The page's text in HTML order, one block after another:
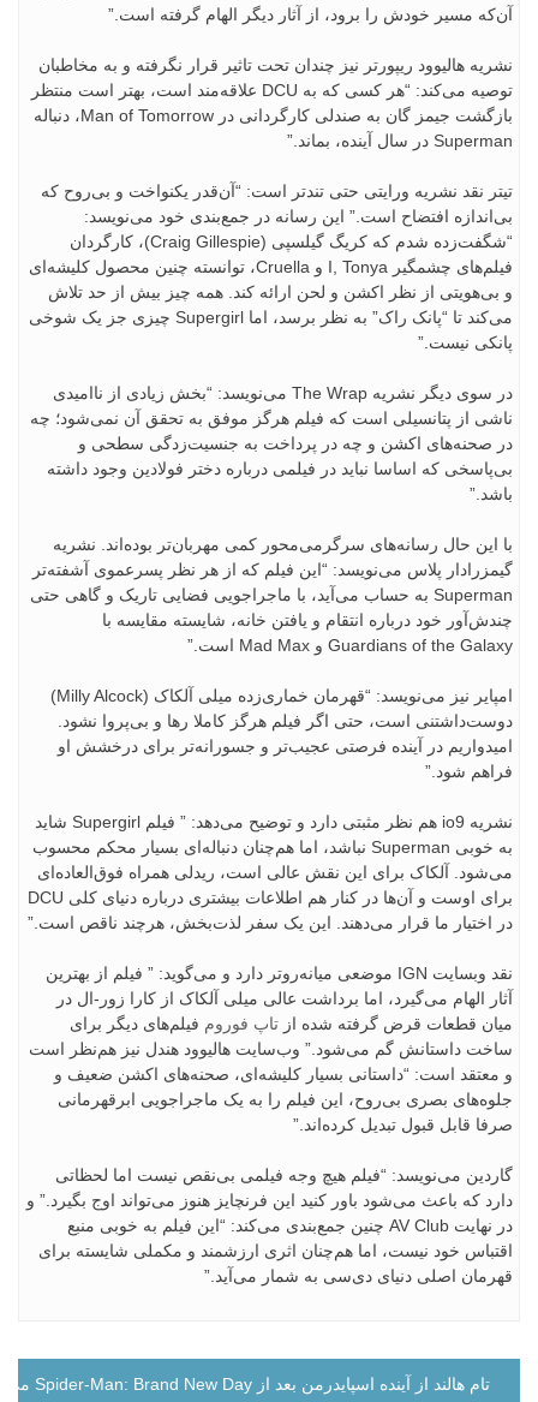
آن‌که مسیر خودش را برود، از آثار دیگر الهام گرفته است.”
نشریه هالیوود ریپورتر نیز چندان تحت تاثیر قرار نگرفته و به مخاطبان
توصیه می‌کند: “هر کسی که به DCU علاقه‌مند است، بهتر است منتظر
بازگشت جیمز گان به صندلی کارگردانی در Man of Tomorrow، دنباله
Superman در سال آینده، بماند.”
تیتر نقد نشریه ورایتی حتی تندتر است: “آن‌قدر یکنواخت و بی‌روح که
بی‌اندازه افتضاح است.” این رسانه در جمع‌بندی خود می‌نویسد:
“شگفت‌زده شدم که کریگ گیلسپی (Craig Gillespie)، کارگردان
فیلم‌های چشمگیر I, Tonya و Cruella، توانسته چنین محصول کلیشه‌ای
و بی‌هویتی از نظر اکشن و لحن ارائه کند. همه چیز بیش از حد تلاش
می‌کند تا “پانک راک” به نظر برسد، اما Supergirl چیزی جز یک شوخی
پانکی نیست.”
در سوی دیگر نشریه The Wrap می‌نویسد: “بخش زیادی از ناامیدی
ناشی از پتانسیلی است که فیلم هرگز موفق به تحقق آن نمی‌شود؛ چه
در صحنه‌های اکشن و چه در پرداخت به جنسیت‌زدگی سطحی و
بی‌پاسخی که اساسا نباید در فیلمی درباره دختر فولادین وجود داشته
باشد.”
با این حال رسانه‌های سرگرمی‌محور کمی مهربان‌تر بوده‌اند. نشریه
گیمزرادار پلاس می‌نویسد: “این فیلم که از هر نظر پسرعموی آشفته‌تر
Superman به حساب می‌آید، با ماجراجویی فضایی تاریک و گاهی حتی
چندش‌آور خود درباره انتقام و یافتن خانه، شایسته مقایسه با
Guardians of the Galaxy و Mad Max است.”
امپایر نیز می‌نویسد: “قهرمان خماری‌زده میلی آلکاک (Milly Alcock)
دوست‌داشتنی است، حتی اگر فیلم هرگز کاملا رها و بی‌پروا نشود.
امیدواریم در آینده فرصتی عجیب‌تر و جسورانه‌تر برای درخشش او
فراهم شود.”
نشریه io9 هم نظر مثبتی دارد و توضیح می‌دهد: ” فیلم Supergirl شاید
به خوبی Superman نباشد، اما هم‌چنان دنباله‌ای بسیار محکم محسوب
می‌شود. آلکاک برای این نقش عالی است، ریدلی همراه فوق‌العاده‌ای
برای اوست و آن‌ها در کنار هم اطلاعات بیشتری درباره دنیای کلی DCU
در اختیار ما قرار می‌دهند. این یک سفر لذت‌بخش، هرچند ناقص است.”
نقد وبسایت IGN موضعی میانه‌روتر دارد و می‌گوید: ” فیلم از بهترین
آثار الهام می‌گیرد، اما برداشت عالی میلی آلکاک از کارا زور-ال در
میان قطعات قرض گرفته شده از تاپ فوروم فیلم‌های دیگر برای
ساخت داستانش گم می‌شود.” وب‌سایت هالیوود هندل نیز هم‌نظر است
و معتقد است: “داستانی بسیار کلیشه‌ای، صحنه‌های اکشن ضعیف و
جلوه‌های بصری بی‌روح، این فیلم را به یک ماجراجویی ابرقهرمانی
صرفا قابل قبول تبدیل کرده‌اند.”
گاردین می‌نویسد: “فیلم هیچ وجه فیلمی بی‌نقص نیست اما لحظاتی
دارد که باعث می‌شود باور کنید این فرنچایز هنوز می‌تواند اوج بگیرد.” و
در نهایت AV Club چنین جمع‌بندی می‌کند: “این فیلم به خوبی منبع
اقتباس خود نیست، اما هم‌چنان اثری ارزشمند و مکملی شایسته برای
قهرمان اصلی دنیای دی‌سی به شمار می‌آید.”
راهبری
تام هالند از آینده اسپایدرمن بعد از Spider-Man: Brand New Day می‌گوید